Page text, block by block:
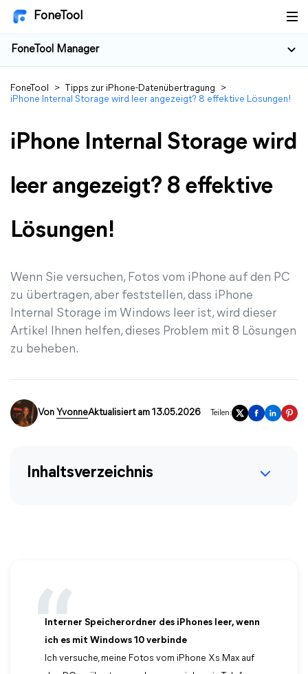
FoneTool
FoneTool Manager
FoneTool > Tipps zur iPhone-Datenübertragung
>
iPhone Internal Storage wird leer angezeigt? 8 effektive Lösungen!
iPhone Internal Storage wird
leer angezeigt? 8 effektive
Lösungen!
Wenn Sie versuchen, Fotos vom iPhone auf den PC
zu übertragen, aber feststellen, dass iPhone
Internal Storage im Windows leer ist, wird dieser
Artikel Ihnen helfen, dieses Problem mit 8 Lösungen
zu beheben.
Von YvonneAktualisiert am 13.05.2026 Teilen:
Inhaltsverzeichnis
Interner Speicherordner des iPhones leer, wenn
ich es mit Windows 10 verbinde
Ich versuche, meine Fotos vom iPhone Xs Max auf